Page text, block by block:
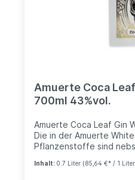
Amuerte Coca
700ml 43%vol.
Amuerte Coca Leaf Gin
Die in der Amuerte
Pflanzenstoffe sind
(Bio und handverlesen
Inhalt: 0.7 Liter (85,64 €* / 1